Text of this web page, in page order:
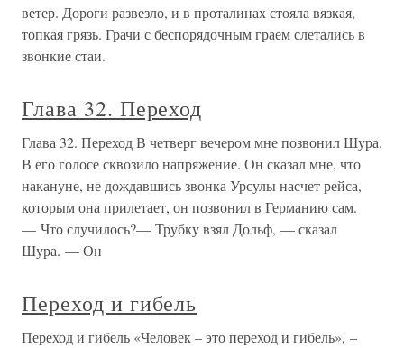
ветер. Дороги развезло, и в проталинах стояла вязкая,
топкая грязь. Грачи с беспорядочным граем слетались в
звонкие стаи.
Глава 32. Переход
Глава 32. Переход В четверг вечером мне позвонил Шура.
В его голосе сквозило напряжение. Он сказал мне, что
накануне, не дождавшись звонка Урсулы насчет рейса,
которым она прилетает, он позвонил в Германию сам.
— Что случилось?— Трубку взял Дольф, — сказал
Шура. — Он
Переход и гибель
Переход и гибель «Человек – это переход и гибель», –